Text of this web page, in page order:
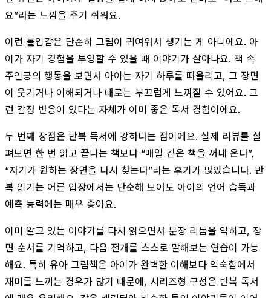
요”라는 느낌을 주기 쉬워요.
이런 몰입감은 단순히 그림이 귀여워서 생기는 게 아니에요. 아
이가 자기 경험을 투영할 수 있을 때 이야기가 살아나요. 책 속
주인공의 행동을 보면서 아이는 자기 하루를 떠올리고, 그 장면
이 웃기거나 이해되거나 때로는 부끄럽게 느껴질 수 있어요. 그
런 감정 반응이 있다는 자체가 이미 좋은 독서 경험이에요.
두 번째 장점은 반복 독서에 강하다는 점이에요. 실제 리뷰를 살
펴보면 한 번 읽고 끝나는 책보다 “매일 같은 책을 꺼내 온다”,
“자기가 원하는 장면을 다시 찾는다”라는 후기가 많았습니다. 반
복 읽기는 어른 입장에서는 단순해 보여도 아이의 언어 습득과
예측 능력에는 매우 좋아요.
이미 알고 있는 이야기를 다시 읽으면서 문장 리듬을 익히고, 장
면 순서를 기억하고, 다음 전개를 스스로 말해보는 연습이 가능
해요. 특히 유아 그림책은 아이가 완벽한 이해보다 익숙함에서
재미를 느끼는 경우가 많기 때문에, 시리즈형 구성은 반복 독서